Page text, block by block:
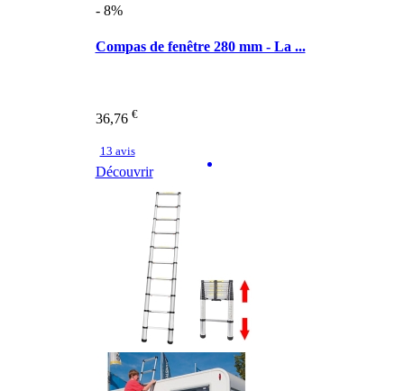
- 8%
Compas de fenêtre 280 mm - La ...
36,76 €
13 avis
Découvrir